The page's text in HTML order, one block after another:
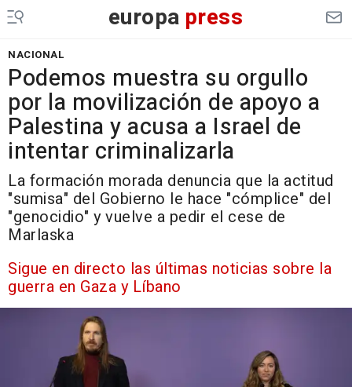
europa press
NACIONAL
Podemos muestra su orgullo
por la movilización de apoyo a
Palestina y acusa a Israel de
intentar criminalizarla
La formación morada denuncia que la actitud
"sumisa" del Gobierno le hace "cómplice" del
"genocidio" y vuelve a pedir el cese de
Marlaska
Sigue en directo las últimas noticias sobre la
guerra en Gaza y Líbano